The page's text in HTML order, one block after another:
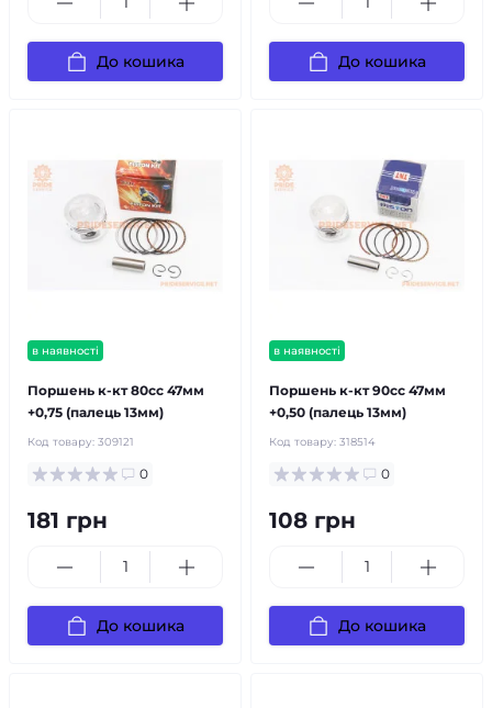
До кошика До кошика
в наявності
Поршень к-кт 80cc 47мм
+0,75 (палець 13мм)
Код товару: 309121
0
181 грн
До кошика
в наявності
Поршень к-кт 90cc 47мм
+0,50 (палець 13мм)
Код товару: 318514
0
108 грн
До кошика